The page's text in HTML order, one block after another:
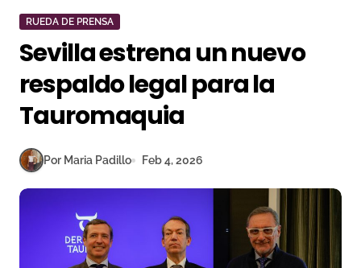
RUEDA DE PRENSA
Sevilla estrena un nuevo
respaldo legal para la
Tauromaquia
Por Maria Padillo Feb 4, 2026